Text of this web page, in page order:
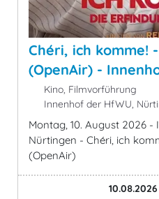
Chéri, ich komme!
(OpenAir) -
Kino, Filmvorführung
Innenhof der HfWU,
Montag, 10. August 2026
Nürtingen - Chéri, ich
(OpenAir)
10.08.2026